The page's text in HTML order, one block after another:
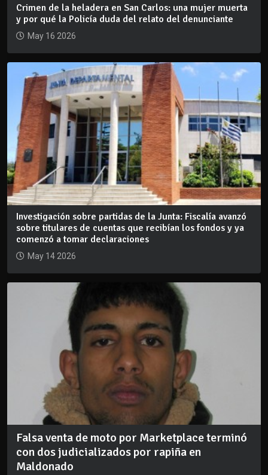
Crimen de la heladera en San Carlos: una mujer muerta
y por qué la Policía duda del relato del denunciante
May 16 2026
Investigación sobre partidas de la Junta: Fiscalía avanzó
sobre titulares de cuentas que recibían los fondos y ya
comenzó a tomar declaraciones
May 14 2026
Falsa venta de moto por Marketplace terminó
con dos judicializados por rapiña en
Maldonado